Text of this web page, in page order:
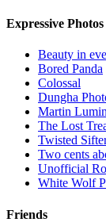
Expressive
Beauty in
Bored Panda
Colossal
Dungha
Martin
The Lost
Twisted
Two cents
Unofficial
White Wolf
Friends